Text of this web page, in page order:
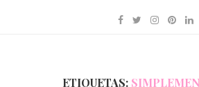
ETIQUETAS: